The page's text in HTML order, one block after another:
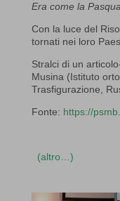
Era come la
Con la luce del
tornati nei loro
Stralci di un
Musina (Istituto
Trasfigurazione,
Fonte: https://
(altro…)